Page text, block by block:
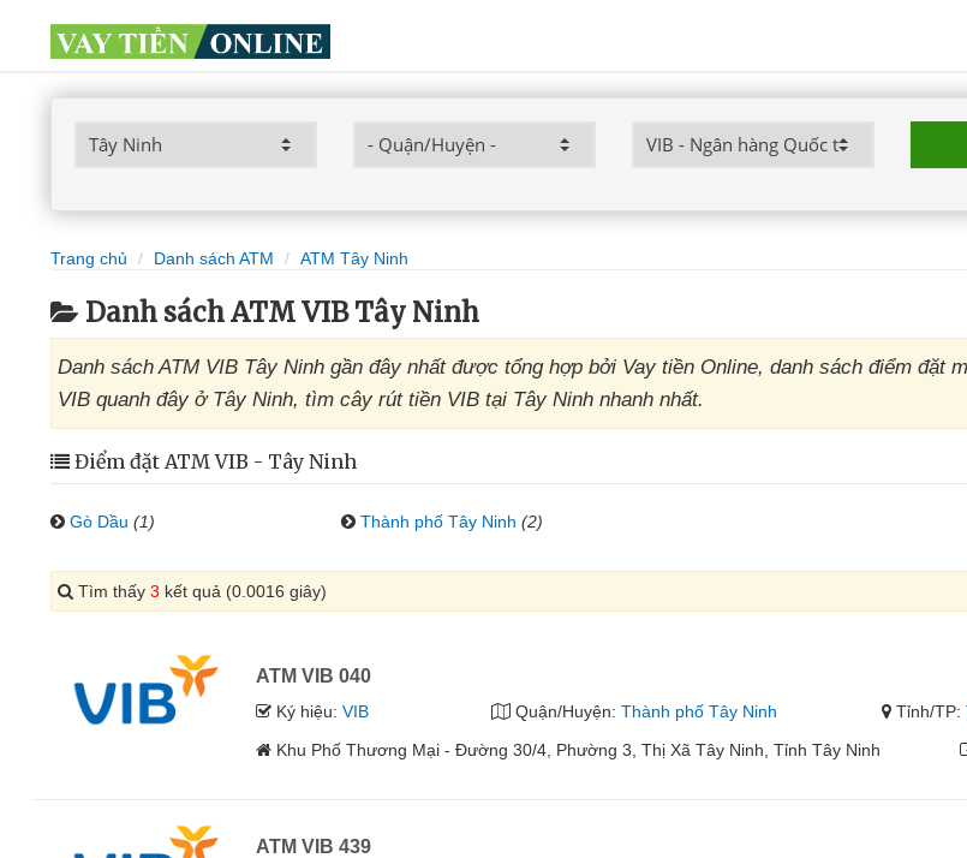
Trang chủ Danh sách ATM ATM Tây Ninh
Danh sách ATM VIB Tây Ninh
Danh sách ATM VIB Tây Ninh gần đây nhất được tổng hợp bởi Vay tiền Online, danh sách điểm đặt
VIB quanh đây ở Tây Ninh, tìm cây rút tiền VIB tại Tây Ninh nhanh nhất.
Điểm đặt ATM VIB - Tây Ninh
Gò Dầu (1) Thành phố Tây Ninh (2)
Tìm thấy 3 kết quả (0.0016 giây)
ATM VIB 040
Ký hiệu:VIB Quận/Huyện: Thành phố Tây Ninh Tỉnh/TP:
Khu Phố Thương Mại - Đường 30/4, Phường 3, Thị Xã Tây Ninh, Tỉnh Tây Ninh
ATM VIB 439